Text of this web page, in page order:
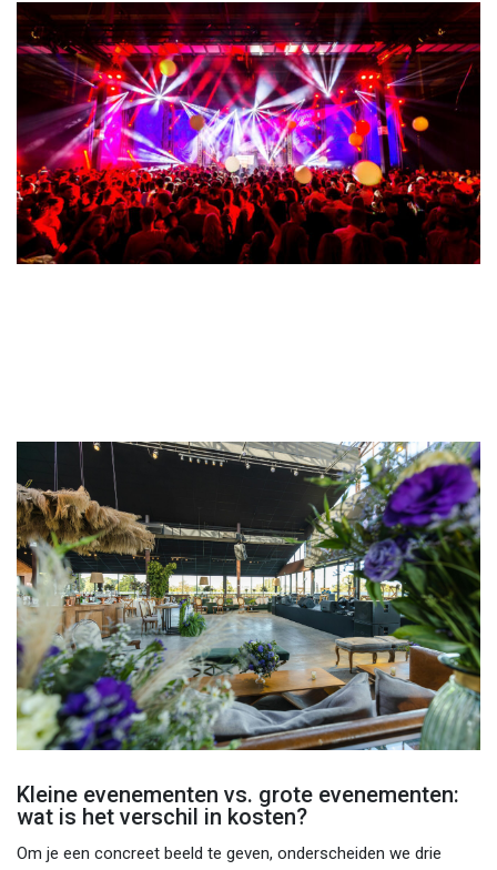
Kleine evenementen vs. grote evenementen:
wat is het verschil in kosten?
Om je een concreet beeld te geven, onderscheiden we drie